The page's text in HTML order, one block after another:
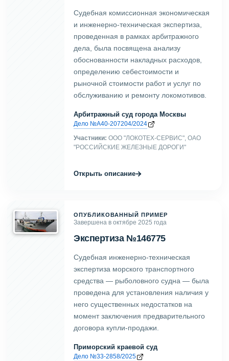
Судебная комиссионная экономическая
и инженерно-техническая экспертиза,
проведенная в рамках арбитражного
дела, была посвящена анализу
обоснованности накладных расходов,
определению себестоимости и
рыночной стоимости работ и услуг по
обслуживанию и ремонту локомотивов.
Арбитражный суд города Москвы
Дело №А40-207204/2024
Участники: ООО "ЛОКОТЕХ-СЕРВИС", ОАО
"РОССИЙСКИЕ ЖЕЛЕЗНЫЕ ДОРОГИ"
Открыть описание→
ОПУБЛИКОВАННЫЙ ПРИМЕР
Завершена в октябре 2025 года
Экспертиза №146775
Судебная инженерно-техническая
экспертиза морского транспортного
средства — рыболовного судна — была
проведена для установления наличия у
него существенных недостатков на
момент заключения предварительного
договора купли-продажи.
Приморский краевой суд
Дело №33-2858/2025